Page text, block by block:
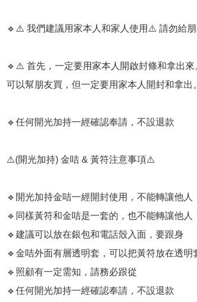
🔹️⚠️ 我們建議用家本人和家人使用⚠️ 請勿給朋
🔹️⚠️ 首先，一定要用家本人開啟封條和拿出
可以幫朋友買，但一定要用家本人開封和拿出。
🔹️任何開光加持一經確認奉請，不設退款
⚠️(開光加持) 金咭 & 黃符注意事項⚠️
🔹️開光加持金咭一經開封使用，不能轉讓他人
🔹️同樣黃符和金咭是一套的，也不能轉讓他人
🔹️建議可以放在銀包和電話殼入面，要跟身
🔹️金咭外面有層透明套，可以把黃符放在透明
🔹️照顧有一定需知，請務必跟從
🔹️任何開光加持一經確認奉請，不設退款